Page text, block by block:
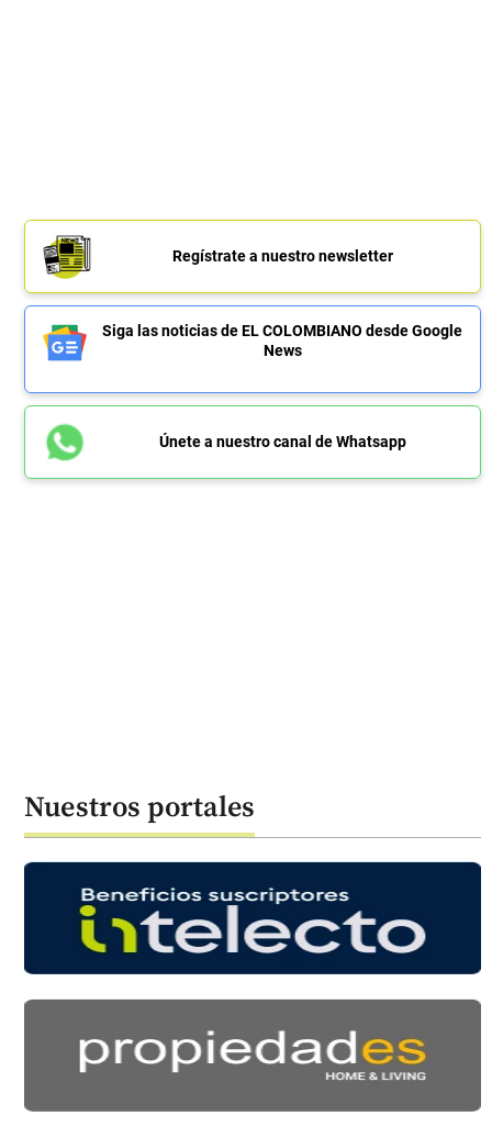
Regístrate a nuestro newsletter
Siga las noticias de EL COLOMBIANO desde Google
News
Únete a nuestro canal de Whatsapp
Nuestros portales